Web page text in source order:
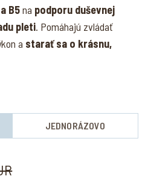
B5na podporu duševnej
pleti. Pomáhajú zvládať
a starať sa o krásnu,
JEDNORÁZOVO